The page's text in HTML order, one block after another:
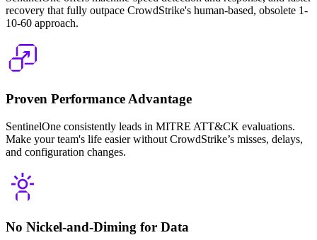
recovery that fully outpace CrowdStrike's human-based, obsolete 1-
10-60 approach.
Proven Performance Advantage
SentinelOne consistently leads in MITRE ATT&CK evaluations.
Make your team's life easier without CrowdStrike’s misses, delays,
and configuration changes.
No Nickel-and-Diming for Data